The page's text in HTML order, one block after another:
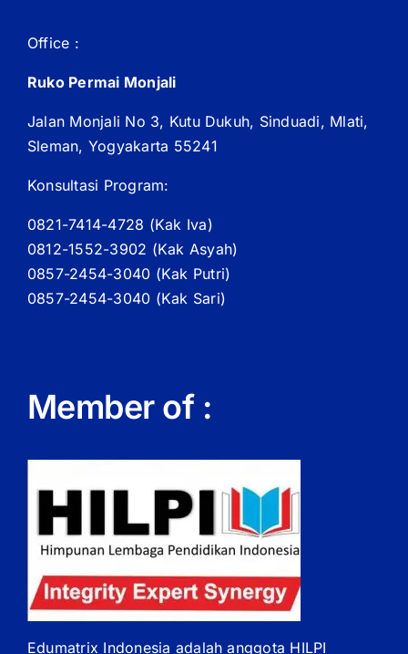
Office :
Ruko Permai Monjali
Jalan Monjali No 3, Kutu Dukuh, Sinduadi, Mlati,
Sleman, Yogyakarta 55241
Konsultasi Program:
0821-7414-4728 (Kak Iva)
0812-1552-3902 (Kak Asyah)
0857-2454-3040 (Kak Putri)
0857-2454-3040 (Kak Sari)
Member of :
Edumatrix Indonesia adalah anggota HILPI